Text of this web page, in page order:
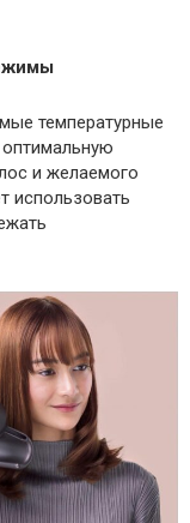
температурные
и желаемого
использовать